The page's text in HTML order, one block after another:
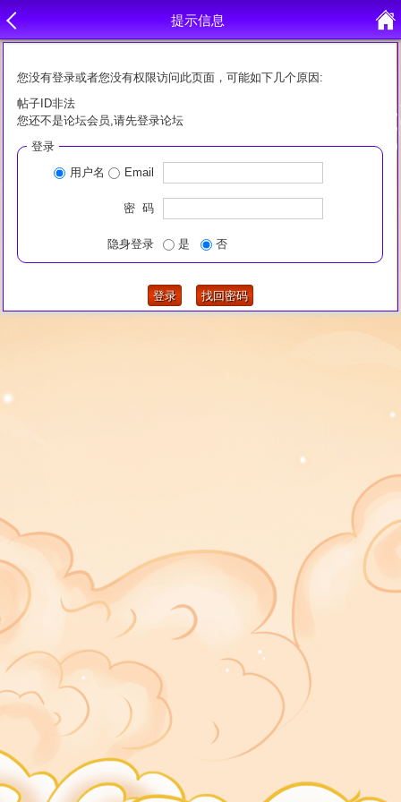
提示信息
您没有登录或者您没有权限访问此页面，可能如下几个原因:
帖子ID非法
您还不是论坛会员,请先登录论坛
登录
用户名
Email
密 码
隐身登录 是 否